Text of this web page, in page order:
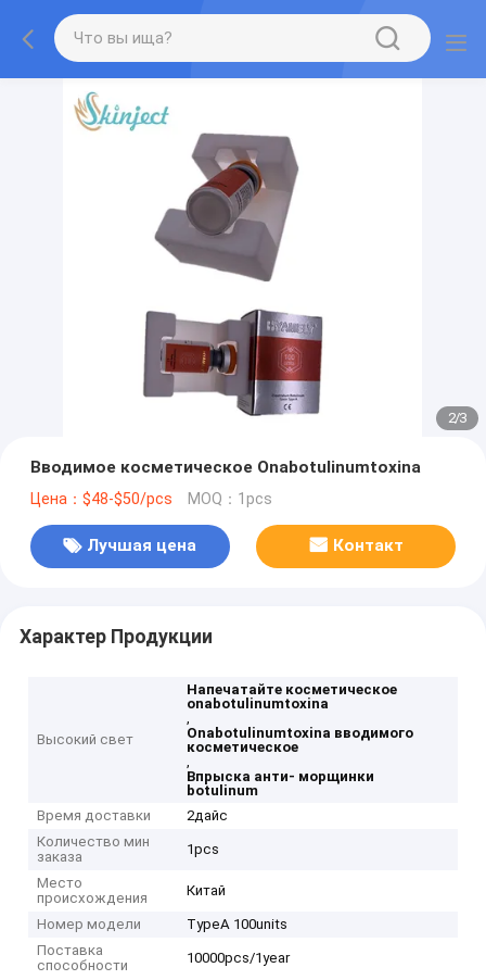
2/3
Вводимое косметическое Onabotulinumtoxina
Цена：$48-$50/pcs MOQ：1pcs
Лучшая цена Контакт
Характер Продукции
Высокий свет
Напечатайте косметическое
onabotulinumtoxina
,
Onabotulinumtoxina вводимого
косметическое
,
Впрыска анти- морщинки
botulinum
Время доставки
2дайс
Количество мин
заказа
1pcs
Место
происхождения
Китай
Номер модели
TypeA 100units
Поставка
способности
10000pcs/1year